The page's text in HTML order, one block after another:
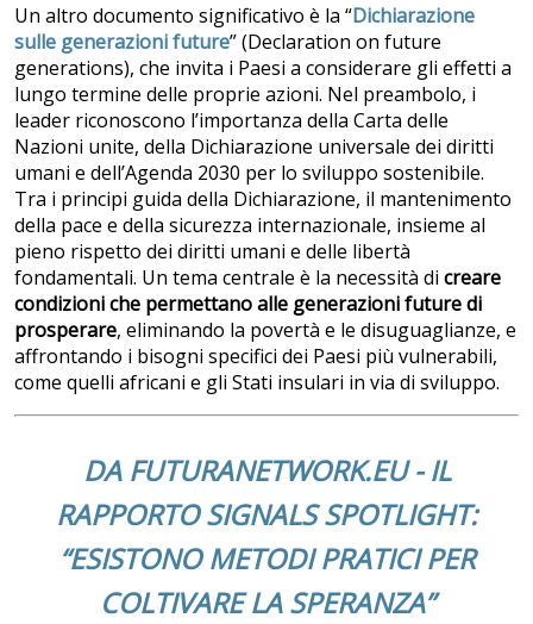
Un altro documento significativo è la “Dichiarazione
sulle generazioni future” (Declaration on future
generations), che invita i Paesi a considerare gli effetti a
lungo termine delle proprie azioni. Nel preambolo, i
leader riconoscono l’importanza della Carta delle
Nazioni unite, della Dichiarazione universale dei diritti
umani e dell’Agenda 2030 per lo sviluppo sostenibile.
Tra i principi guida della Dichiarazione, il mantenimento
della pace e della sicurezza internazionale, insieme al
pieno rispetto dei diritti umani e delle libertà
fondamentali. Un tema centrale è la necessità di creare
condizioni che permettano alle generazioni future di
prosperare, eliminando la povertà e le disuguaglianze, e
affrontando i bisogni specifici dei Paesi più vulnerabili,
come quelli africani e gli Stati insulari in via di sviluppo.
DA FUTURANETWORK.EU - IL
RAPPORTO SIGNALS SPOTLIGHT:
“ESISTONO METODI PRATICI PER
COLTIVARE LA SPERANZA”